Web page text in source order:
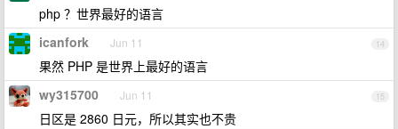
php ？世界最好的语言
14
icanfork Jun 11
果然 PHP 是世界上最好的语言
15
wy315700 Jun 11
日区是 2860 日元，所以其实也不贵